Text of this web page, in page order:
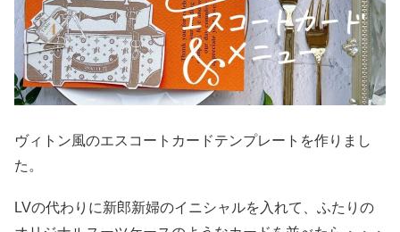
ヴィトン風のエスコートカードテンプレートを作りまし
た。
LVの代わりに新郎新婦のイニシャルを入れて、ふたりの